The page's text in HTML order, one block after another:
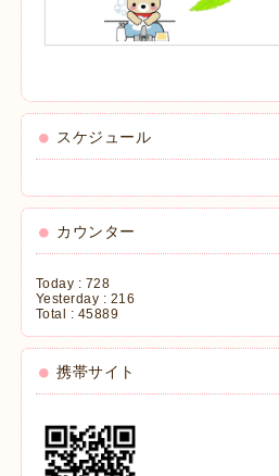
スケジュール
カウンター
Today : 728
Yesterday : 216
Total : 45889
携帯サイト